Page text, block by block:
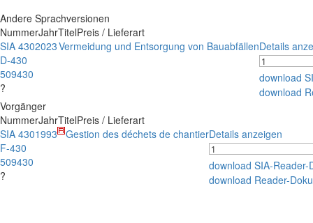
Andere Sprachversionen
NummerJahrTitelPreis / Lieferart
SIA 430
D-430
509430
?
2023Vermeidung und Entsorgung von BauabfällenDetails
download
download
Vorgänger
NummerJahrTitelPreis / Lieferart
SIA 430
F-430
509430
?
1993 Gestion des déchets de chantierDetails anzeigen
download SIA-Reader-
download Reader-